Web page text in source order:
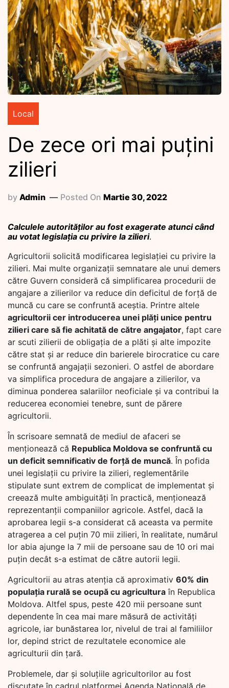
Local
De zece ori mai puțini
zilieri
by Admin Posted On Martie 30, 2022
Calculele autorităților au fost exagerate atunci când
au votat legislația cu privire la zilieri.
Agricultorii solicită modificarea legislației cu privire la
zilieri. Mai multe organizații semnatare ale unui demers
către Guvern consideră că simplificarea procedurii de
angajare a zilierilor va reduce din deficitul de forță de
muncă cu care se confruntă aceștia. Printre altele
agricultorii cer introducerea unei plăți unice pentru
zilieri care să fie achitată de către angajator, fapt care
ar scuti zilierii de obligația de a plăti și alte impozite
către stat și ar reduce din barierele birocratice cu care
se confruntă angajații sezonieri. O astfel de abordare
va simplifica procedura de angajare a zilierilor, va
diminua ponderea salariilor neoficiale și va contribui la
reducerea economiei tenebre, sunt de părere
agricultorii.
În scrisoare semnată de mediul de afaceri se
menționează că Republica Moldova se confruntă cu
un deficit semnificativ de forță de muncă. În pofida
unei legislații cu privire la zilieri, reglementările
stipulate sunt extrem de complicat de implementat și
creează multe ambiguități în practică, menționează
reprezentanții companiilor agricole. Astfel, dacă la
aprobarea legii s-a considerat că aceasta va permite
atragerea a cel puțin 70 mii zilieri, în realitate, numărul
lor abia ajunge la 7 mii de persoane sau de 10 ori mai
puțin decât s-a estimat de către autorii legii.
Agricultorii au atras atenția că aproximativ 60% din
populația rurală se ocupă cu agricultura în Republica
Moldova. Altfel spus, peste 420 mii persoane sunt
dependente în cea mai mare măsură de activități
agricole, iar bunăstarea lor, nivelul de trai al familiilor
lor, depind strict de rezultatele economice ale
agriculturii din țară.
Problemele, dar și soluțiile agricultorilor au fost
discutate în cadrul platformei Agenda Națională de